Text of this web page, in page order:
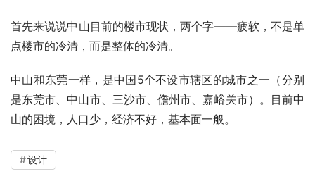
首先来说说中山目前的楼市现状，两个字——疲软，不是单
点楼市的冷清，而是整体的冷清。
中山和东莞一样，是中国5个不设市辖区的城市之一（分别
是东莞市、中山市、三沙市、儋州市、嘉峪关市）。目前中
山的困境，人口少，经济不好，基本面一般。
设计